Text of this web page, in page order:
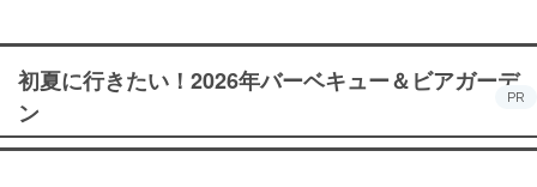
初夏に行きたい！2026年バーベキュー＆ビアガーデ
ン
PR